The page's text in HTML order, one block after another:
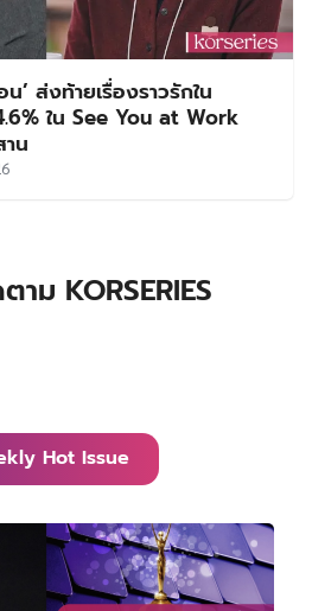
ส่งท้ายเรื่องราวรักใน
ใน See You at Work
น
ม KORSERIES
Hot Issue